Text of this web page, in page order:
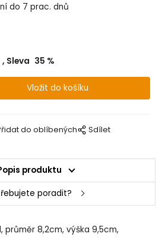
do 7 prac. dnů
Sleva 35 %
do oblíbených Sdílet
produktu
poradit?
průměr 8,2cm, výška 9,5cm,